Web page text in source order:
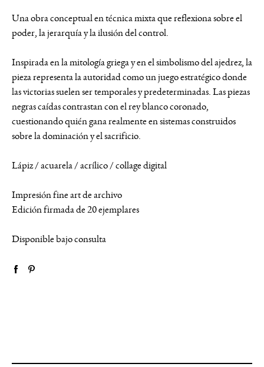
Una obra conceptual en técnica mixta que reflexiona sobre el
poder, la jerarquía y la ilusión del control.
Inspirada en la mitología griega y en el simbolismo del ajedrez, la
pieza representa la autoridad como un juego estratégico donde
las victorias suelen ser temporales y predeterminadas. Las piezas
negras caídas contrastan con el rey blanco coronado,
cuestionando quién gana realmente en sistemas construidos
sobre la dominación y el sacrificio.
Lápiz / acuarela / acrílico / collage digital
Impresión fine art de archivo
Edición firmada de 20 ejemplares
Disponible bajo consulta